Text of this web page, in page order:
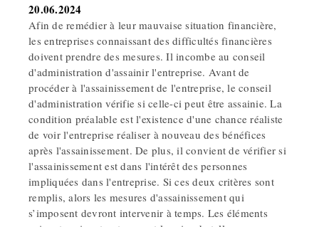
20.06.2024
Afin de remédier à leur mauvaise situation financière,
les entreprises connaissant des difficultés financières
doivent prendre des mesures. Il incombe au conseil
d'administration d'assainir l'entreprise. Avant de
procéder à l'assainissement de l'entreprise, le conseil
d'administration vérifie si celle-ci peut être assainie. La
condition préalable est l'existence d'une chance réaliste
de voir l'entreprise réaliser à nouveau des bénéfices
après l'assainissement. De plus, il convient de vérifier si
l'assainissement est dans l'intérêt des personnes
impliquées dans l'entreprise. Si ces deux critères sont
remplis, alors les mesures d'assainissement qui
s’imposent devront intervenir à temps. Les éléments